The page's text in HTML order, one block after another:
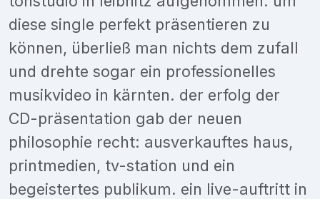
diese single perfekt präsentieren zu
können, überließ man nichts dem zufall
und drehte sogar ein professionelles
musikvideo in kärnten. der erfolg der
CD-präsentation gab der neuen
philosophie recht: ausverkauftes haus,
printmedien, tv-station und ein
begeistertes publikum. ein live-auftritt in